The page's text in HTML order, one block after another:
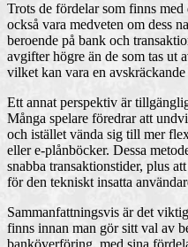
Trots de fördelar som finns
också vara medveten om dess
beroende på bank och
avgifter högre än de som tas ut
vilket kan vara en
Ett annat perspektiv är
Många spelare föredrar att
och istället vända sig till mer
eller e-plånböcker. Dessa
snabba transaktionstider, plus
för den tekniskt insatta
Sammanfattningsvis är det
finns innan man gör sitt val av
banköverföring, med sina